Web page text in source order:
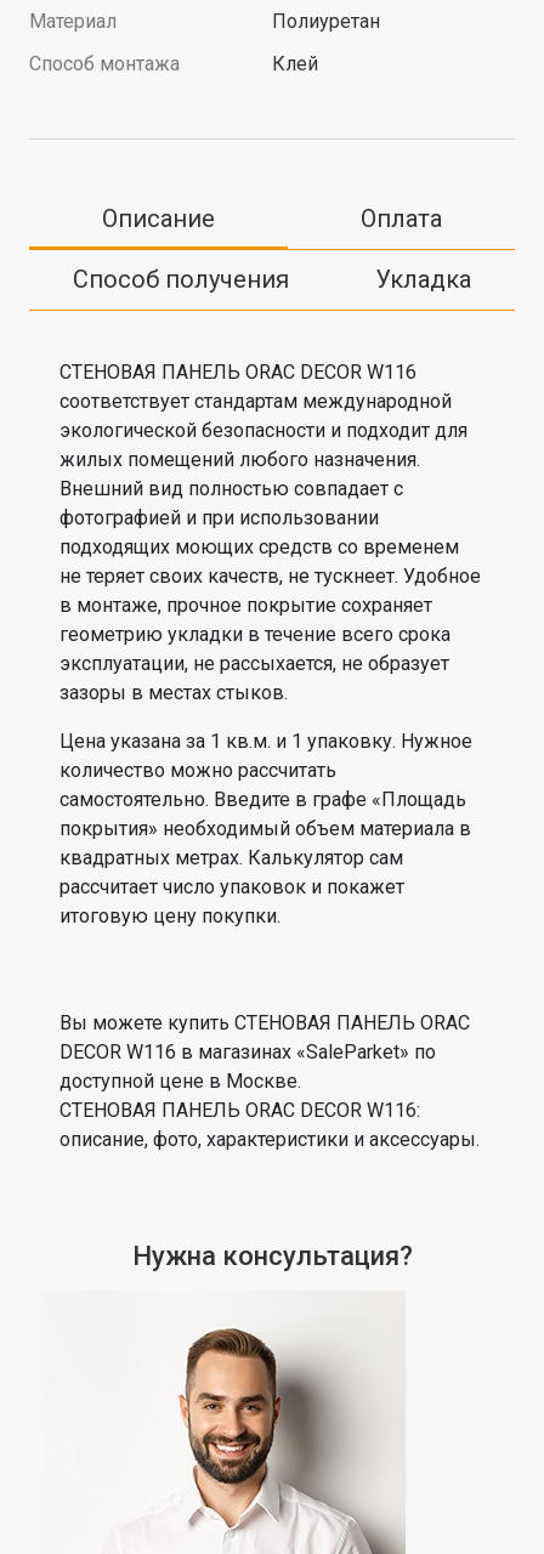
Материал
Полиуретан
Способ монтажа
Клей
Описание Оплата
Способ получения Укладка
СТЕНОВАЯ ПАНЕЛЬ ORAC DECOR W116
соответствует стандартам международной
экологической безопасности и подходит для
жилых помещений любого назначения.
Внешний вид полностью совпадает с
фотографией и при использовании
подходящих моющих средств со временем
не теряет своих качеств, не тускнеет. Удобное
в монтаже, прочное покрытие сохраняет
геометрию укладки в течение всего срока
эксплуатации, не рассыхается, не образует
зазоры в местах стыков.
Цена указана за 1 кв.м. и 1 упаковку. Нужное
количество можно рассчитать
самостоятельно. Введите в графе «Площадь
покрытия» необходимый объем материала в
квадратных метрах. Калькулятор сам
рассчитает число упаковок и покажет
итоговую цену покупки.
Вы можете купить СТЕНОВАЯ ПАНЕЛЬ ORAC
DECOR W116 в магазинах «SaleParket» по
доступной цене в Москве.
СТЕНОВАЯ ПАНЕЛЬ ORAC DECOR W116:
описание, фото, характеристики и аксессуары.
Нужна консультация?